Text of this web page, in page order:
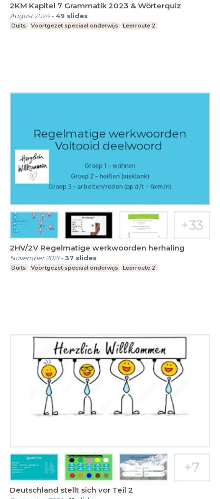
2KM Kapitel 7 Grammatik 2023 & Wörterquiz
August 2024- 49 slides
Duits Voortgezet speciaal onderwijs Leerroute 2
2HV/2V Regelmatige werkwoorden herhaling
November 2021-37 slides
Duits Voortgezet speciaal onderwijs Leerroute 2
Deutschland stellt sich vor Teil 2